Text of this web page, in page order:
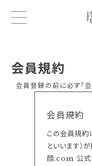
会員規約
会員登録の前に必ず「会
会員規約
この会員規約
といいます）
顔.com 公式オ